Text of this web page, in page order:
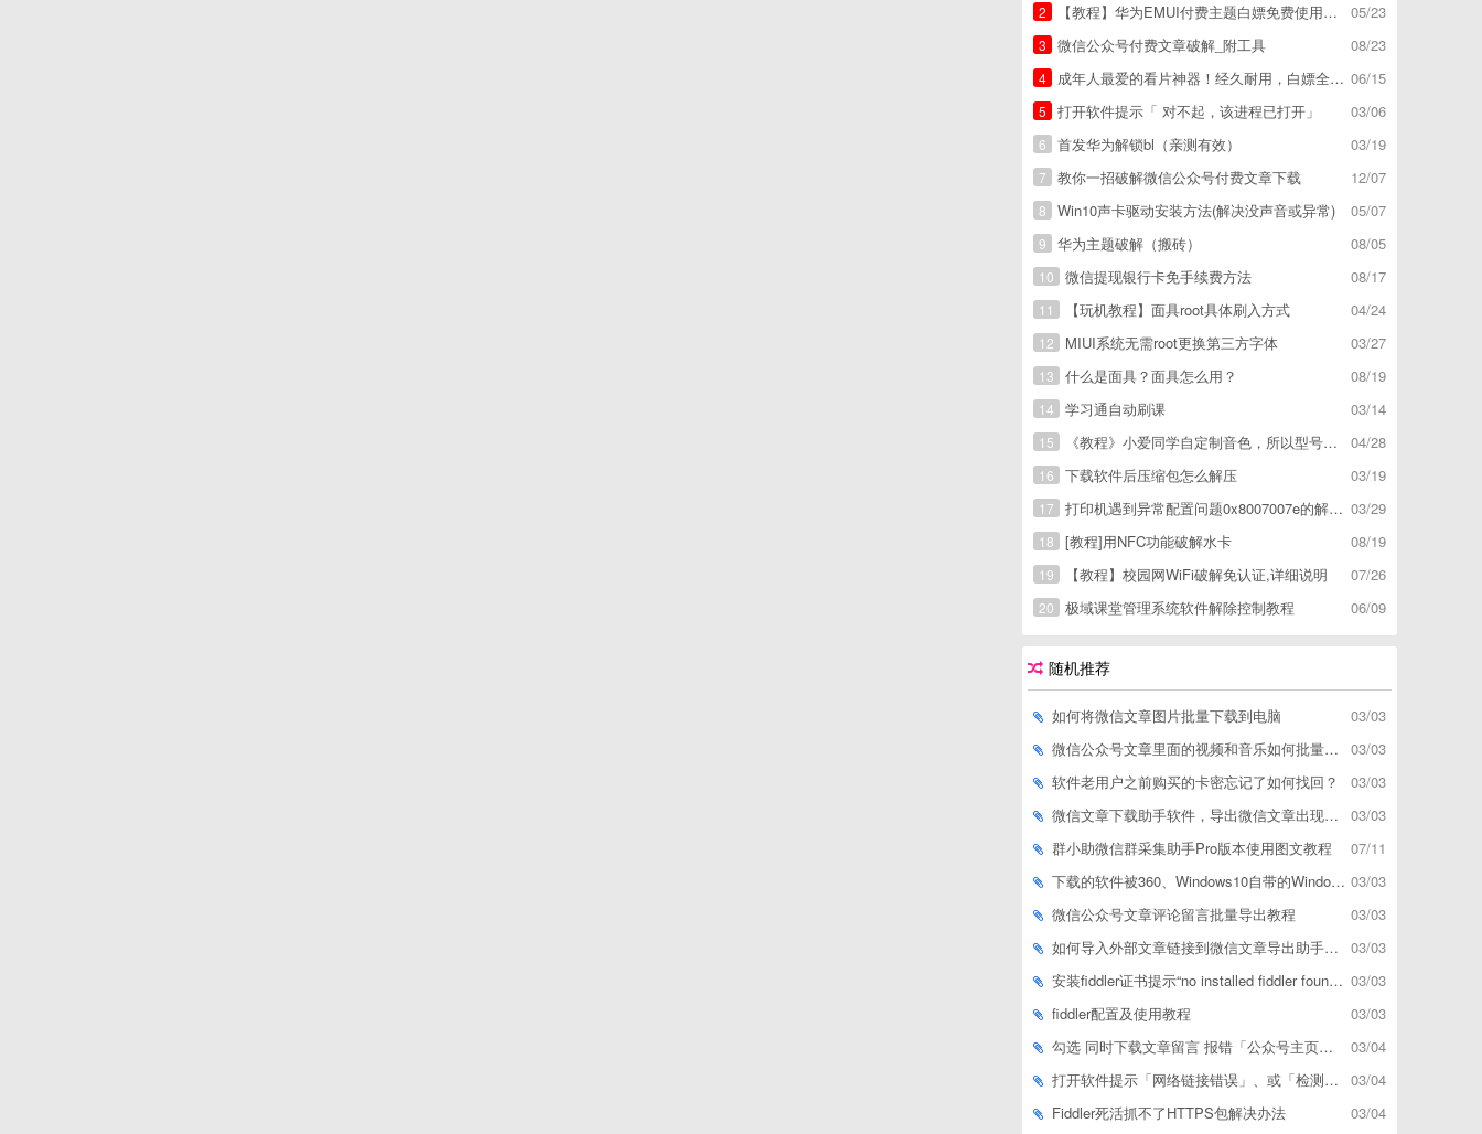
05/23
2
【教程】华为EMUI付费主题白嫖免费使用方法。
08/23
3
微信公众号付费文章破解_附工具
06/15
4
成年人最爱的看片神器！经久耐用，白嫖全网资源
03/06
5
打开软件提示「 对不起，该进程已打开」
03/19
6
首发华为解锁bl（亲测有效）
12/07
7
教你一招破解微信公众号付费文章下载
05/07
8
Win10声卡驱动安装方法(解决没声音或异常)
08/05
9
华为主题破解（搬砖）
08/17
10
微信提现银行卡免手续费方法
04/24
11
【玩机教程】面具root具体刷入方式
03/27
12
MIUI系统无需root更换第三方字体
08/19
13
什么是面具？面具怎么用？
03/14
14
学习通自动刷课
04/28
15
《教程》小爱同学自定制音色，所以型号通用，不用root
03/19
16
下载软件后压缩包怎么解压
03/29
17
打印机遇到异常配置问题0x8007007e的解决方
08/19
18
[教程]用NFC功能破解水卡
07/26
19
【教程】校园网WiFi破解免认证,详细说明
06/09
20 极域课堂管理系统软件解除控制教程
随机推荐
03/03
如何将微信文章图片批量下载到电脑
03/03
微信公众号文章里面的视频和音乐如何批量下载到电脑上
03/03
软件老用户之前购买的卡密忘记了如何找回？
03/03
微信文章下载助手软件，导出微信文章出现「导出失败*篇」如何解决
07/11
群小助微信群采集助手Pro版本使用图文教程
03/03
下载的软件被360、Windows10自带的Windows Defender、腾讯管家等杀毒软件误删了怎么解决
03/03
微信公众号文章评论留言批量导出教程
03/03
如何导入外部文章链接到微信文章导出助手批量下载，附上3种方式
03/03
安装fiddler证书提示“no installed fiddler found”或开启代理ip失败
03/03
fiddler配置及使用教程
03/04
勾选 同时下载文章留言 报错「公众号主页和加载cookie参数不能为空」
03/04
打开软件提示「网络链接错误」、或「检测版本更新失败」等网络问题解决方案
03/04
Fiddler死活抓不了HTTPS包解决办法